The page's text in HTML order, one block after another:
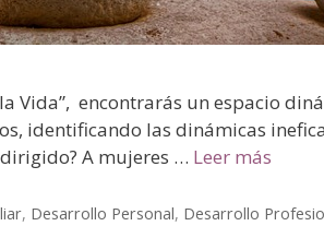
Vida”, encontrarás un espacio
identificando las dinámicas
A mujeres … Leer más
, Desarrollo Personal, Desarrollo